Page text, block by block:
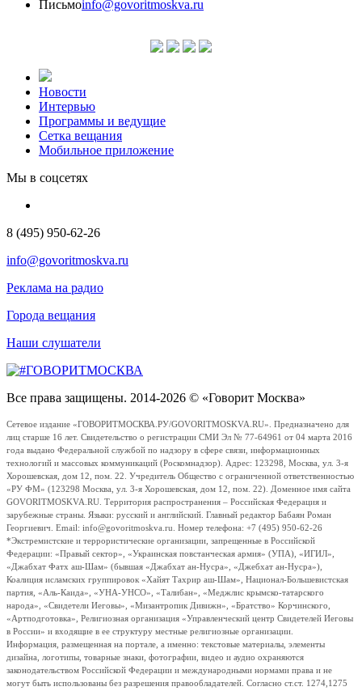
Письмоinfo@govoritmoskva.ru
Новости
Интервью
Программы и ведущие
Сетка вещания
Мобильное приложение
Мы в соцсетях
8 (495) 950-62-26
info@govoritmoskva.ru
Реклама на радио
Города вещания
Наши слушатели
Все права защищены. 2014-2026 © «Говорит Москва»
Сетевое издание «ГОВОРИТМОСКВА.РУ/GOVORITMOSKVA.RU». Предназначено для
лиц старше 16 лет. Свидетельство о регистрации СМИ Эл № 77-64961 от 04 марта 2016
года выдано Федеральной службой по надзору в сфере связи, информационных
технологий и массовых коммуникаций (Роскомнадзор). Адрес: 123298, Москва, ул. 3-я
Хорошевская, дом 12, пом. 22. Учредитель Общество с ограниченной ответственностью
«РУ ФМ» (123298 Москва, ул. 3-я Хорошевская, дом 12, пом. 22). Доменное имя сайта
GOVORITMOSKVA.RU. Территория распространения – Российская Федерация и
зарубежные страны. Языки: русский и английский. Главный редактор Бабаян Роман
Георгиевич. Email: info@govoritmoskva.ru. Номер телефона: +7 (495) 950-62-26
*Экстремистские и террористические организации, запрещенные в Российской
Федерации: «Правый сектор», «Украинская повстанческая армия» (УПА), «ИГИЛ»,
«Джабхат Фатх аш-Шам» (бывшая «Джабхат ан-Нусра», «Джебхат ан-Нусра»),
Коалиция исламских группировок «Хайят Тахрир аш-Шам», Национал-Большевистская
партия, «Аль-Каида», «УНА-УНСО», «Талибан», «Меджлис крымско-татарского
народа», «Свидетели Иеговы», «Мизантропик Дивижн», «Братство» Корчинского,
«Артподготовка», Религиозная организация «Управленческий центр Свидетелей Иеговы
в России» и входящие в ее структуру местные религиозные организации.
Информация, размещенная на портале, а именно: текстовые материалы, элементы
дизайна, логотипы, товарные знаки, фотографии, видео и аудио охраняются
законодательством Российской Федерации и международными нормами права и не
могут быть использованы без разрешения правообладателей. Согласно ст.ст. 1274,1275